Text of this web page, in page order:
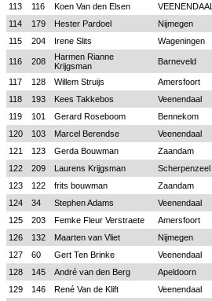
113
116 Koen Van den Elsen VEENENDAAL
114
179 Hester Pardoel Nijmegen
115
204 Irene Slits Wageningen
116 208
Harmen Rianne
Krijgsman
Barneveld
117 128 Willem Struijs Amersfoort
118
193 Kees Takkebos Veenendaal
119
101 Gerard Roseboom Bennekom
120
103 Marcel Berendse Veenendaal
121
123 Gerda Bouwman Zaandam
122
209 Laurens Krijgsman Scherpenzeel
123
122 frits bouwman Zaandam
124
34 Stephen Adams Veenendaal
125
203 Femke Fleur Verstraete Amersfoort
126
132 Maarten van Vliet Nijmegen
127
60 Gert Ten Brinke Veenendaal
128
145 André van den Berg Apeldoorn
129
146 René Van de Klift Veenendaal